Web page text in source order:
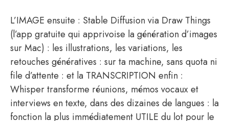
L’IMAGE ensuite : Stable Diffusion via Draw Things
(l’app gratuite qui apprivoise la génération d’images
sur Mac) : les illustrations, les variations, les
retouches génératives : sur ta machine, sans quota ni
file d’attente : et la TRANSCRIPTION enfin :
Whisper transforme réunions, mémos vocaux et
interviews en texte, dans des dizaines de langues : la
fonction la plus immédiatement UTILE du lot pour le